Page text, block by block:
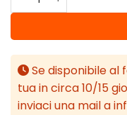
Se disponibile
tua in circa 10/15
inviaci una mail a